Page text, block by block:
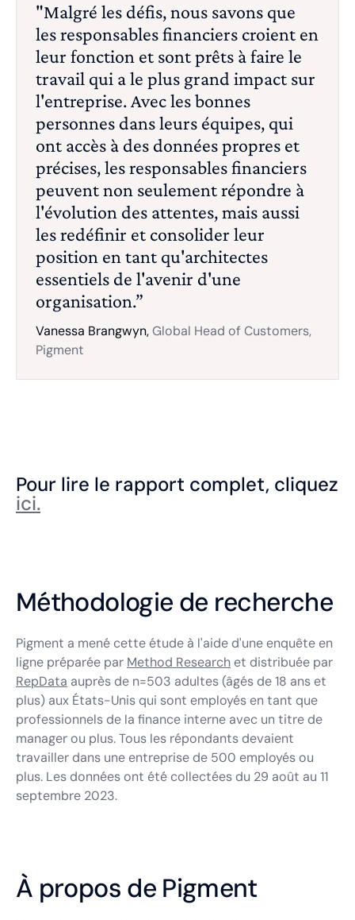
"Malgré les défis, nous savons que
les responsables financiers croient en
leur fonction et sont prêts à faire le
travail qui a le plus grand impact sur
l'entreprise. Avec les bonnes
personnes dans leurs équipes, qui
ont accès à des données propres et
précises, les responsables financiers
peuvent non seulement répondre à
l'évolution des attentes, mais aussi
les redéfinir et consolider leur
position en tant qu'architectes
essentiels de l'avenir d'une
organisation.”
Vanessa Brangwyn,Global Head of Customers,
Pigment
Pour lire le rapport complet, cliquez
ici.
Méthodologie de recherche
Pigment a mené cette étude à l'aide d'une enquête en
ligne préparée par Method Researchet distribuée par
RepData auprès de n=503 adultes (âgés de 18 ans et
plus) aux États-Unis qui sont employés en tant que
professionnels de la finance interne avec un titre de
manager ou plus. Tous les répondants devaient
travailler dans une entreprise de 500 employés ou
plus. Les données ont été collectées du 29 août au 11
septembre 2023.
À propos de Pigment